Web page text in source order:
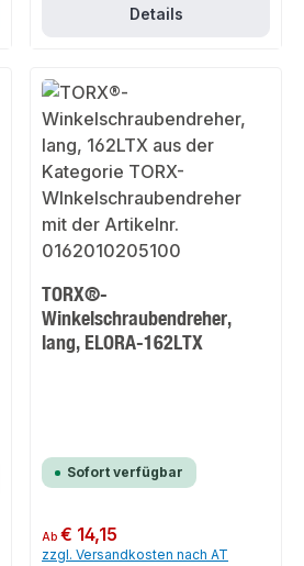
Details
TORX®-
Winkelschraubendreher,
lang, ELORA-162LTX
Sofort verfügbar
Regulärer Preis:
Ab€ 14,15
zzgl. Versandkosten nach AT